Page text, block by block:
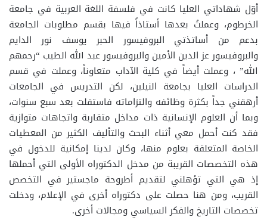
أوّل شهاداتي العليا كانت في فلسفة اللغة العربية في جامعة
الخرطوم، وعملتُ بعدها أستاذاً فيها بقسم مطلوبات الجامعة
بدعم من أساتذتي البروفيسور الحبر يوسف نور الدايم
والبروفيسور عز الدين الأمين والبروفيسور عبد الله الطيب “رحمهم
الله” ، وعملت أيضاً في كلية الآداب متعاوناً، وعملت في قسم
الدراسات العليا بجامعة النيلين، لكن التدريس في الجامعات
أرهقني جداً بكثرة وظائفه والتزاماته فاستقلت بعد سبع سنوات،
وبما أن العلوم الإنسانية ذات مداخل متقاربة واتجاهات متوازية
فقد كنت أحمل معي أثناء البحث والتأليف الكثير من المعطيات
الخاصة المتعلقة بعلوم منها، وكان لدينا إمكانية للدخول في
هذه التخصصات القريبة من مدخل الدكتوراه الأولى التي أحملها
إذ هي التي تؤهلني لتقديم أطروحة ماجستير في التخصص
القريب، ومن هنا حصلت على دكتوراه أخرى في الإعلام، ودخلت
تخصصات التاريخ والفكر السياسي ومجالات أخرى.